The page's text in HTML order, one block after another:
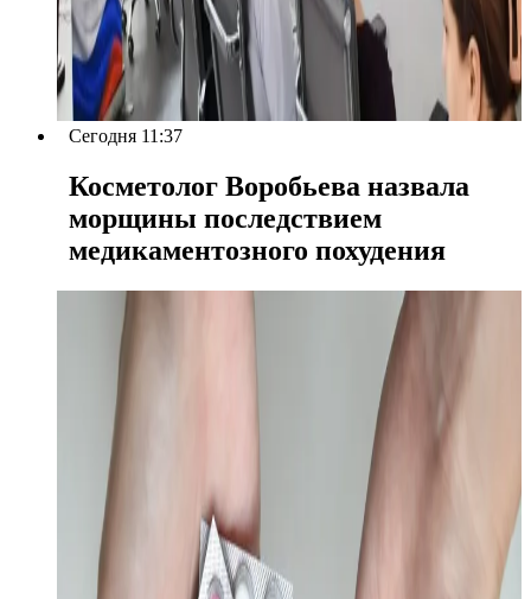
Сегодня 11:37
Косметолог Воробьева назвала
морщины последствием
медикаментозного похудения